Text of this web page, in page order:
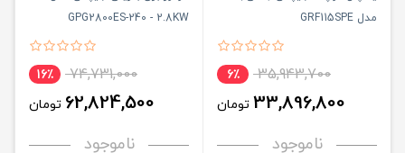
مدل GRF115SPE
35,943,700 6٪
33,896,800 تومان
ناموجود
GPG2800ES-240 - 2.8KW
74,731,000 16٪
62,824,500 تومان
ناموجود